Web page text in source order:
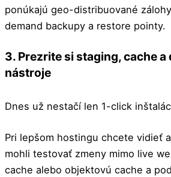
ponúkajú geo-distribuované
demand backupy a restore pointy.
3. Prezrite si staging, cache a
nástroje
Dnes už nestačí len 1-click
Pri lepšom hostingu chcete vidieť
mohli testovať zmeny mimo live
cache alebo objektovú cache a